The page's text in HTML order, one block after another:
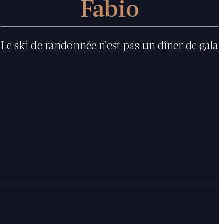
Fabio
Le ski de randonnée n'est pas un dîner de gala